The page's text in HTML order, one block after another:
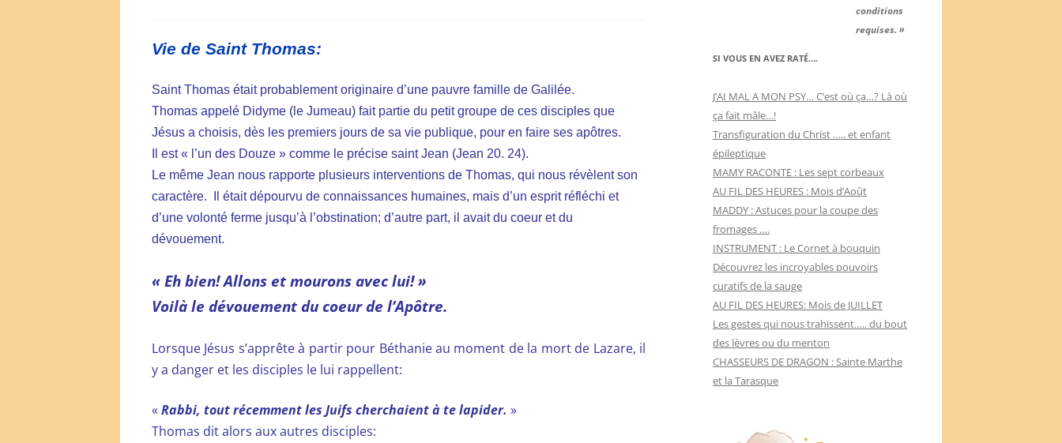
Vie de Saint Thomas:
Saint Thomas était probablement originaire d’une pauvre famille de Galilée.
Thomas appelé Didyme (le Jumeau) fait partie du petit groupe de ces disciples que
Jésus a choisis, dès les premiers jours de sa vie publique, pour en faire ses apôtres.
Il est « l’un des Douze » comme le précise saint Jean (Jean 20. 24).
Le même Jean nous rapporte plusieurs interventions de Thomas, qui nous révèlent son
caractère. Il était dépourvu de connaissances humaines, mais d’un esprit réfléchi et
d’une volonté ferme jusqu’à l’obstination; d’autre part, il avait du coeur et du
dévouement.
« Eh bien! Allons et mourons avec lui! »
Voilà le dévouement du coeur de l’Apôtre.
Lorsque Jésus s’apprête à partir pour Béthanie au moment de la mort de Lazare, il
y a danger et les disciples le lui rappellent:
«Rabbi, tout récemment les Juifs cherchaient à te lapider. »
Thomas dit alors aux autres disciples:
conditions
requises. »
SI VOUS EN AVEZ RATÉ….
J’AI MAL A MON PSY… C’est où ça…? Là où
ça fait mâle…!
Transfiguration du Christ ….. et enfant
épileptique
MAMY RACONTE : Les sept corbeaux
AU FIL DES HEURES : Mois d’Août
MADDY : Astuces pour la coupe des
fromages ….
INSTRUMENT : Le Cornet à bouquin
Découvrez les incroyables pouvoirs
curatifs de la sauge
AU FIL DES HEURES: Mois de JUILLET
Les gestes qui nous trahissent….. du bout
des lèvres ou du menton
CHASSEURS DE DRAGON : Sainte Marthe
et la Tarasque